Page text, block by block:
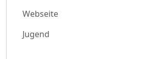
Webseite
Jugend